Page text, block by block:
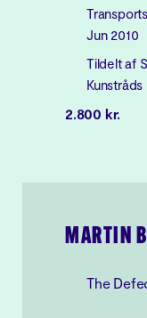
Jun 2010
Tildelt af
2.800 kr.
MARTIN
The